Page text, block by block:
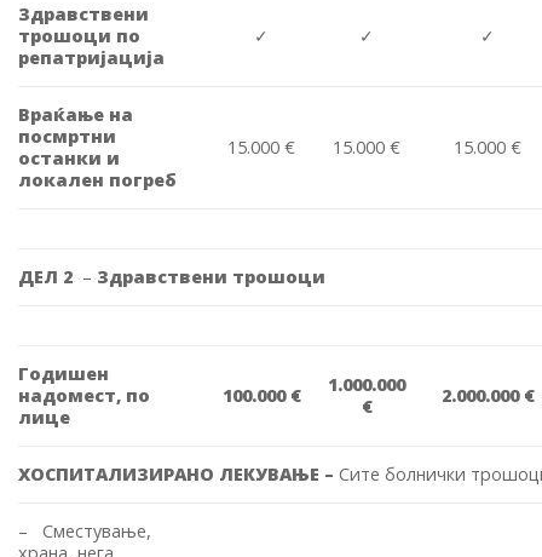
Здравствени
трошоци по
репатријација
✓ ✓ ✓
Враќање на
посмртни
останки и
локален погреб
15.000 € 15.000 € 15.000 €
ДЕЛ 2 – Здравствени трошоци
Годишен
надомест, по
лице
100.000 €
1.000.000
€
2.000.000 €
ХОСПИТАЛИЗИРАНО ЛЕКУВАЊЕ – Сите болнички
– Сместување,